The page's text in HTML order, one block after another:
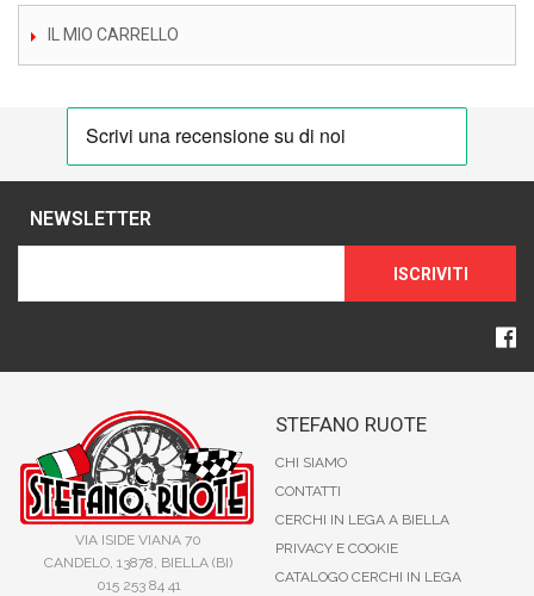
IL MIO CARRELLO
NEWSLETTER
ISCRIVITI
VIA ISIDE VIANA 70
CANDELO, 13878, BIELLA (BI)
015 253 84 41
STEFANO RUOTE
CHI SIAMO
CONTATTI
CERCHI IN LEGA A BIELLA
PRIVACY E COOKIE
CATALOGO CERCHI IN LEGA